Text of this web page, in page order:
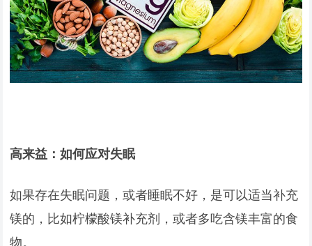
高来益：如何应对失眠
如果存在失眠问题，或者睡眠不好，是可以适当补充
镁的，比如柠檬酸镁补充剂，或者多吃含镁丰富的食
物。